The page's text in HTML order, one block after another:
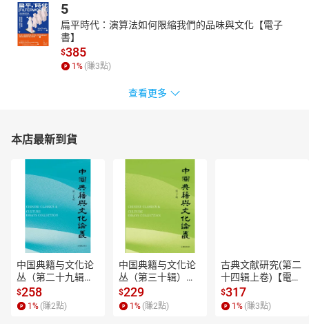
5
扁平時代：演算法如何限縮我們的品味與文化【電子
書】
$385
1 % (賺3點)
查看更多
本店最新到貨
中国典籍与文化论
丛（第二十九辑）
【電子書】
$258
1 % (賺2點)
中国典籍与文化论
丛（第三十辑）
【電子書】
$229
1 % (賺2點)
古典文献研究(第二
十四辑上卷)【電子
書】
$317
1 % (賺3點)